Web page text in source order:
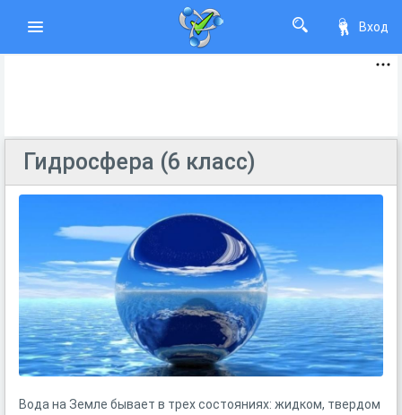
Вход
Гидросфера (6 класс)
Вода на Земле бывает в трех состояниях: жидком, твердом